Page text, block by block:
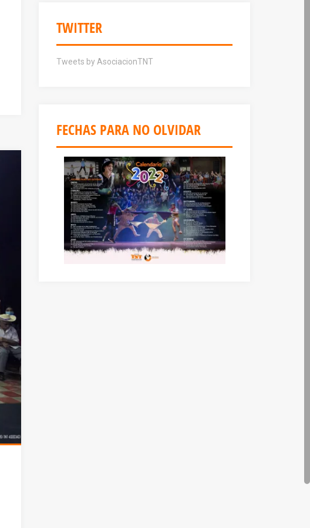
TWITTER
Tweets by AsociacionTNT
FECHAS PARA NO OLVIDAR